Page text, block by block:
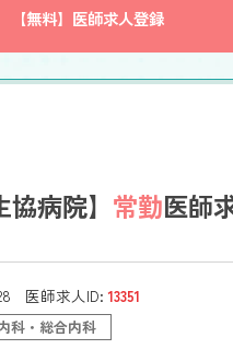
【無料】医師求人登録
協病院】 常勤医師
医師求人ID:13351
科・総合内科